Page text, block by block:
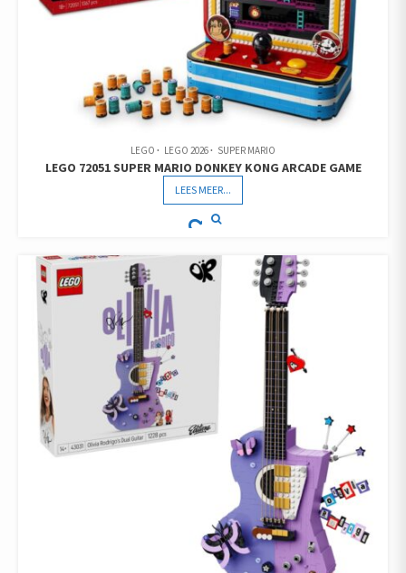
LEGO LEGO 2026 SUPER MARIO
LEGO 72051 SUPER MARIO DONKEY KONG ARCADE GAME
LEES MEER...